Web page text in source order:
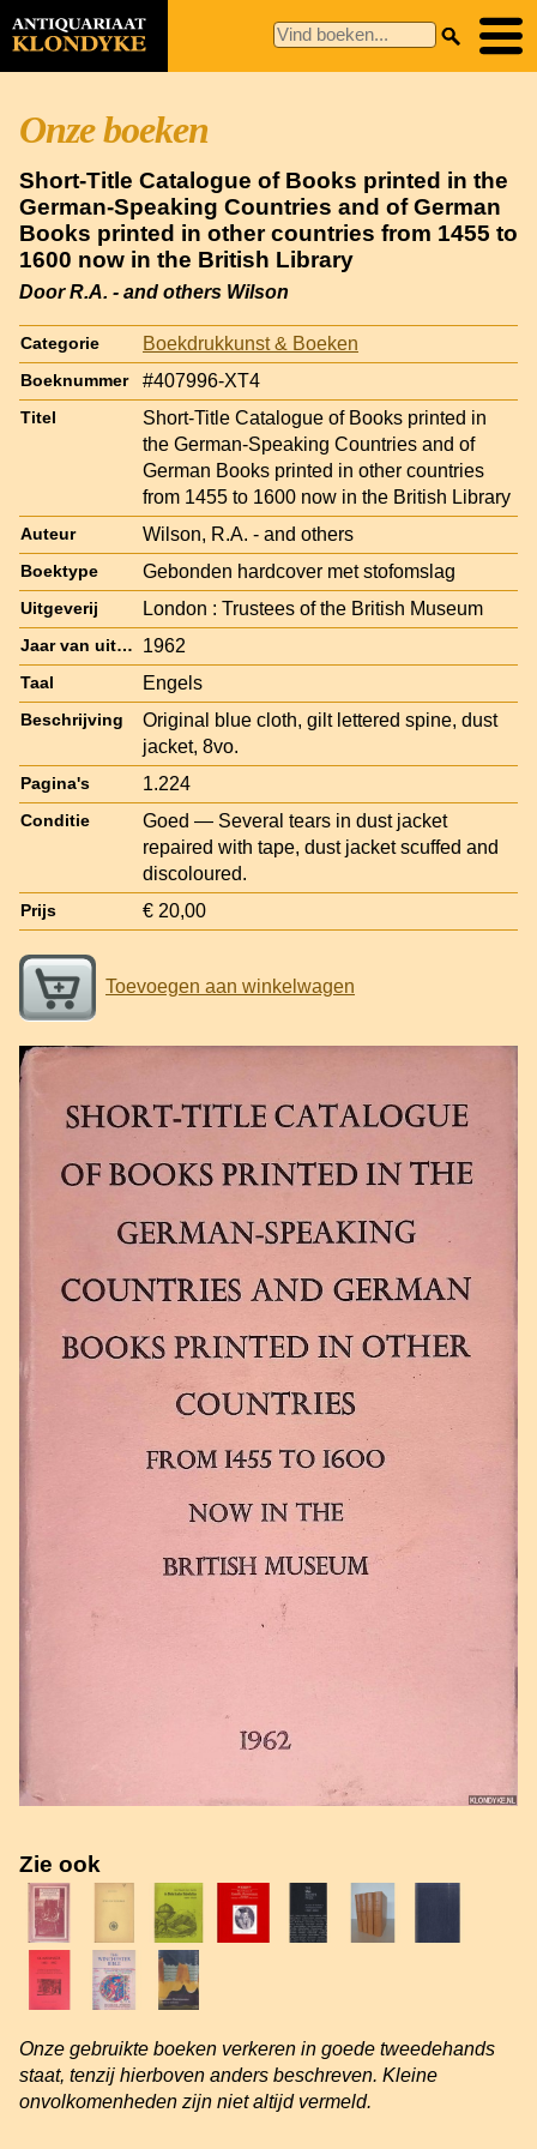
Onze boeken
Short-Title Catalogue of Books printed in the
German-Speaking Countries and of German
Books printed in other countries from 1455 to
1600 now in the British Library
Door R.A. - and others Wilson
Categorie Boekdrukkunst & Boeken
Boeknummer #407996-XT4
Titel
Short-Title Catalogue of Books printed in
the German-Speaking Countries and of
German Books printed in other countries
from 1455 to 1600 now in the British Library
Auteur Wilson, R.A. - and others
Boektype Gebonden hardcover met stofomslag
Uitgeverij London : Trustees of the British Museum
Jaar van uitgave 1962
Taal Engels
Beschrijving
Original blue cloth, gilt lettered spine, dust
jacket, 8vo.
Pagina's 1.224
Conditie
Goed — Several tears in dust jacket
repaired with tape, dust jacket scuffed and
discoloured.
Prijs € 20,00
Toevoegen aan winkelwagen
Zie ook
Onze gebruikte boeken verkeren in goede tweedehands
staat, tenzij hierboven anders beschreven. Kleine
onvolkomenheden zijn niet altijd vermeld.